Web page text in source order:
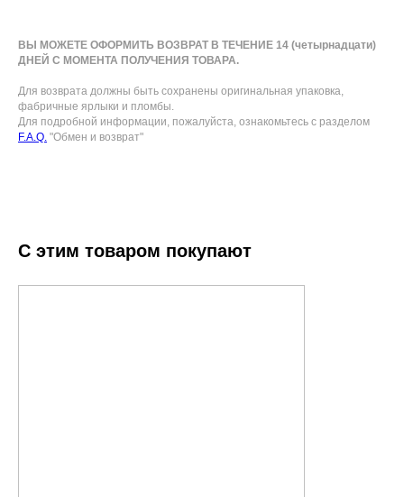
ВЫ МОЖЕТЕ ОФОРМИТЬ ВОЗВРАТ В ТЕЧЕНИЕ 14 (четырнадцати)
ДНЕЙ С МОМЕНТА ПОЛУЧЕНИЯ ТОВАРА.
Для возврата должны быть сохранены оригинальная упаковка,
фабричные ярлыки и пломбы.
Для подробной информации, пожалуйста, ознакомьтесь с разделом
F.A.Q. "Обмен и возврат"
С этим товаром покупают